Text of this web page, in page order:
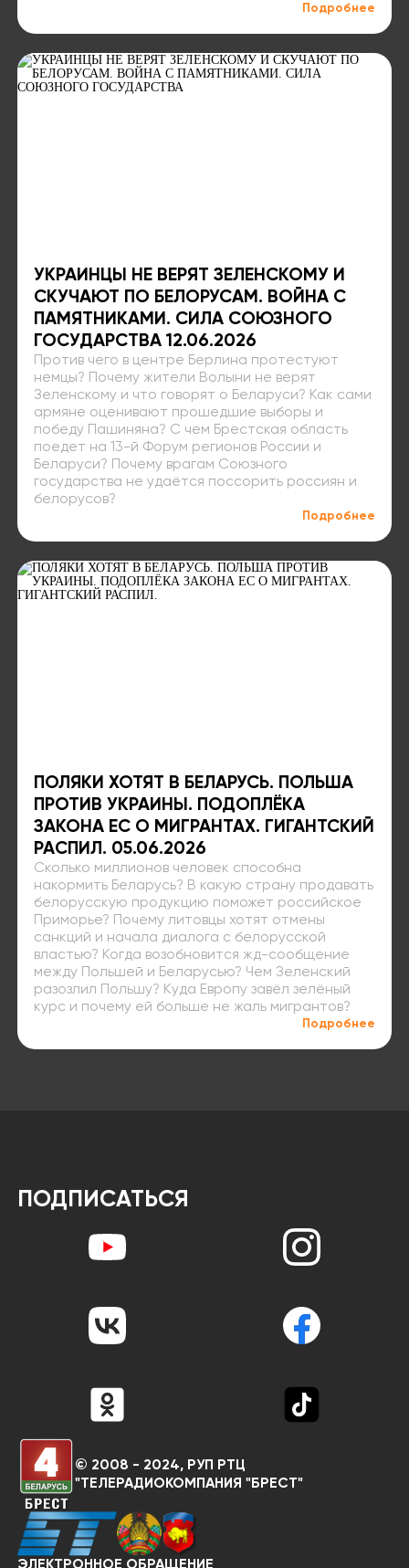
Подробнее
УКРАИНЦЫ НЕ ВЕРЯТ ЗЕЛЕНСКОМУ И
СКУЧАЮТ ПО БЕЛОРУСАМ. ВОЙНА С
ПАМЯТНИКАМИ. СИЛА СОЮЗНОГО
ГОСУДАРСТВА 12.06.2026
Против чего в центре Берлина протестуют
немцы? Почему жители Волыни не верят
Зеленскому и что говорят о Беларуси? Как сами
армяне оценивают прошедшие выборы и
победу Пашиняна? С чем Брестская область
поедет на 13-й Форум регионов России и
Беларуси? Почему врагам Союзного
государства не удаётся поссорить россиян и
белорусов?
Подробнее
ПОЛЯКИ ХОТЯТ В БЕЛАРУСЬ. ПОЛЬША
ПРОТИВ УКРАИНЫ. ПОДОПЛЁКА
ЗАКОНА ЕС О МИГРАНТАХ. ГИГАНТСКИЙ
РАСПИЛ. 05.06.2026
Сколько миллионов человек способна
накормить Беларусь? В какую страну продавать
белорусскую продукцию поможет российское
Приморье? Почему литовцы хотят отмены
санкций и начала диалога с белорусской
властью? Когда возобновится жд-сообщение
между Польшей и Беларусью? Чем Зеленский
разозлил Польшу? Куда Европу завёл зелёный
курс и почему ей больше не жаль мигрантов?
Подробнее
ПОДПИСАТЬСЯ
© 2008 - 2024, РУП РТЦ
"ТЕЛЕРАДИОКОМПАНИЯ "БРЕСТ"